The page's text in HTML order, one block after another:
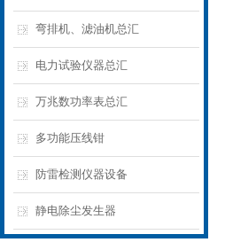
弯排机、滤油机总汇
电力试验仪器总汇
万兆数功率表总汇
多功能压线钳
防雷检测仪器设备
静电除尘发生器